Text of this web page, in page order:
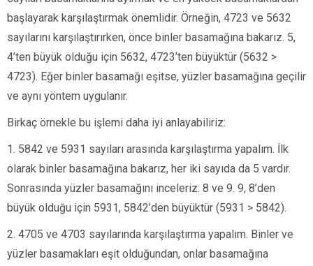
başlayarak karşılaştırmak önemlidir. Örneğin, 4723 ve 5632
sayılarını karşılaştırırken, önce binler basamağına bakarız. 5,
4’ten büyük olduğu için 5632, 4723’ten büyüktür (5632 >
4723). Eğer binler basamağı eşitse, yüzler basamağına geçilir
ve aynı yöntem uygulanır.
Birkaç örnekle bu işlemi daha iyi anlayabiliriz:
1. 5842 ve 5931 sayıları arasında karşılaştırma yapalım. İlk
olarak binler basamağına bakarız, her iki sayıda da 5 vardır.
Sonrasında yüzler basamağını inceleriz: 8 ve 9. 9, 8’den
büyük olduğu için 5931, 5842’den büyüktür (5931 > 5842).
2. 4705 ve 4703 sayılarında karşılaştırma yapalım. Binler ve
yüzler basamakları eşit olduğundan, onlar basamağına